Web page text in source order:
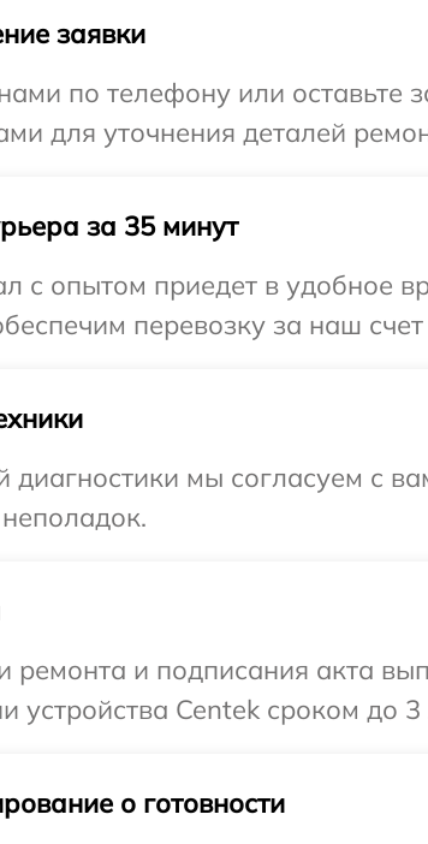
заявки
по телефону или оставьте
для уточнения деталей
за 35 минут
с опытом приедет в удобное
перевозку за наш
диагностики мы согласуем с
ремонта и подписания акта
устройства Centek сроком до 3
о готовности